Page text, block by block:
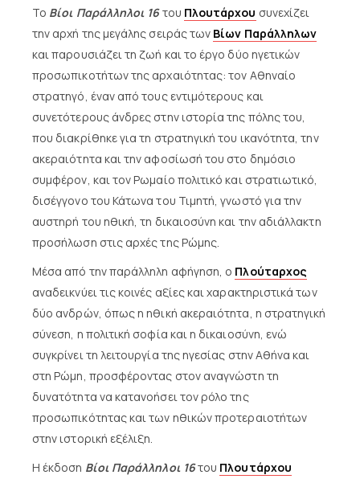
Το Βίοι Παράλληλοι 16του Πλουτάρχου συνεχίζει
την αρχή της μεγάλης σειράς των Βίων Παράλληλων
και παρουσιάζει τη ζωή και το έργο δύο ηγετικών
προσωπικοτήτων της αρχαιότητας: τον Αθηναίο
στρατηγό, έναν από τους εντιμότερους και
συνετότερους άνδρες στην ιστορία της πόλης του,
που διακρίθηκε για τη στρατηγική του ικανότητα, την
ακεραιότητα και την αφοσίωσή του στο δημόσιο
συμφέρον, και τον Ρωμαίο πολιτικό και στρατιωτικό,
δισέγγονο του Κάτωνα του Τιμητή, γνωστό για την
αυστηρή του ηθική, τη δικαιοσύνη και την αδιάλλακτη
προσήλωση στις αρχές της Ρώμης.
Μέσα από την παράλληλη αφήγηση, ο Πλούταρχος
αναδεικνύει τις κοινές αξίες και χαρακτηριστικά των
δύο ανδρών, όπως η ηθική ακεραιότητα, η στρατηγική
σύνεση, η πολιτική σοφία και η δικαιοσύνη, ενώ
συγκρίνει τη λειτουργία της ηγεσίας στην Αθήνα και
στη Ρώμη, προσφέροντας στον αναγνώστη τη
δυνατότητα να κατανοήσει τον ρόλο της
προσωπικότητας και των ηθικών προτεραιοτήτων
στην ιστορική εξέλιξη.
Η έκδοση Βίοι Παράλληλοι 16του Πλουτάρχου